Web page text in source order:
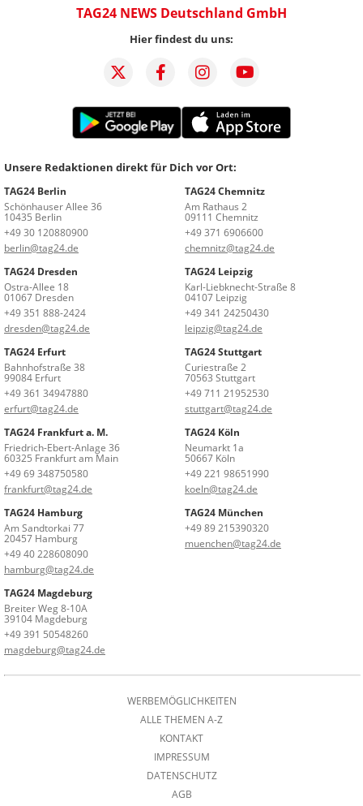
TAG24 NEWS Deutschland GmbH
Hier findest du uns:
Unsere Redaktionen direkt für Dich vor Ort:
TAG24 Berlin
Schönhauser Allee 36
10435 Berlin
+49 30 120880900
berlin@tag24.de
TAG24 Chemnitz
Am Rathaus 2
09111 Chemnitz
+49 371 6906600
chemnitz@tag24.de
TAG24 Dresden
Ostra-Allee 18
01067 Dresden
+49 351 888-2424
dresden@tag24.de
TAG24 Leipzig
Karl-Liebknecht-Straße 8
04107 Leipzig
+49 341 24250430
leipzig@tag24.de
TAG24 Erfurt
Bahnhofstraße 38
99084 Erfurt
+49 361 34947880
erfurt@tag24.de
TAG24 Stuttgart
Curiestraße 2
70563 Stuttgart
+49 711 21952530
stuttgart@tag24.de
TAG24 Frankfurt a. M.
Friedrich-Ebert-Anlage 36
60325 Frankfurt am Main
+49 69 348750580
frankfurt@tag24.de
TAG24 Köln
Neumarkt 1a
50667 Köln
+49 221 98651990
koeln@tag24.de
TAG24 Hamburg
Am Sandtorkai 77
20457 Hamburg
+49 40 228608090
hamburg@tag24.de
TAG24 München
+49 89 215390320
muenchen@tag24.de
TAG24 Magdeburg
Breiter Weg 8-10A
39104 Magdeburg
+49 391 50548260
magdeburg@tag24.de
WERBEMÖGLICHKEITEN
ALLE THEMEN A-Z
KONTAKT
IMPRESSUM
DATENSCHUTZ
AGB